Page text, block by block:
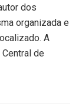
dos
organizada e
A
de